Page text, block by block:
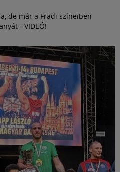
de már a Fradi színeiben
- VIDEÓ!